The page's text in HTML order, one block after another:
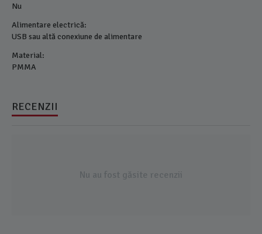
Nu
Alimentare electrică:
USB sau altă conexiune de alimentare
Material:
PMMA
RECENZII
Nu au fost găsite recenzii